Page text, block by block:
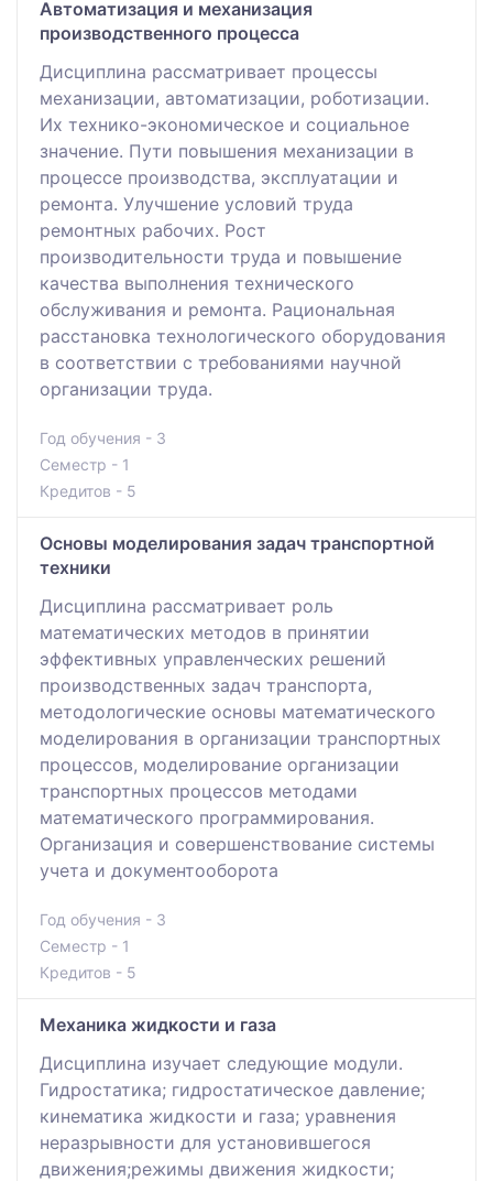
Автоматизация и механизация
производственного процесса
Дисциплина рассматривает процессы
механизации, автоматизации, роботизации.
Их технико-экономическое и социальное
значение. Пути повышения механизации в
процессе производства, эксплуатации и
ремонта. Улучшение условий труда
ремонтных рабочих. Рост
производительности труда и повышение
качества выполнения технического
обслуживания и ремонта. Рациональная
расстановка технологического оборудования
в соответствии с требованиями научной
организации труда.
Год обучения - 3
Семестр - 1
Кредитов - 5
Основы моделирования задач транспортной
техники
Дисциплина рассматривает роль
математических методов в принятии
эффективных управленческих решений
производственных задач транспорта,
методологические основы математического
моделирования в организации транспортных
процессов, моделирование организации
транспортных процессов методами
математического программирования.
Организация и совершенствование системы
учета и документооборота
Год обучения - 3
Семестр - 1
Кредитов - 5
Механика жидкости и газа
Дисциплина изучает следующие модули.
Гидростатика; гидростатическое давление;
кинематика жидкости и газа; уравнения
неразрывности для установившегося
движения;режимы движения жидкости;